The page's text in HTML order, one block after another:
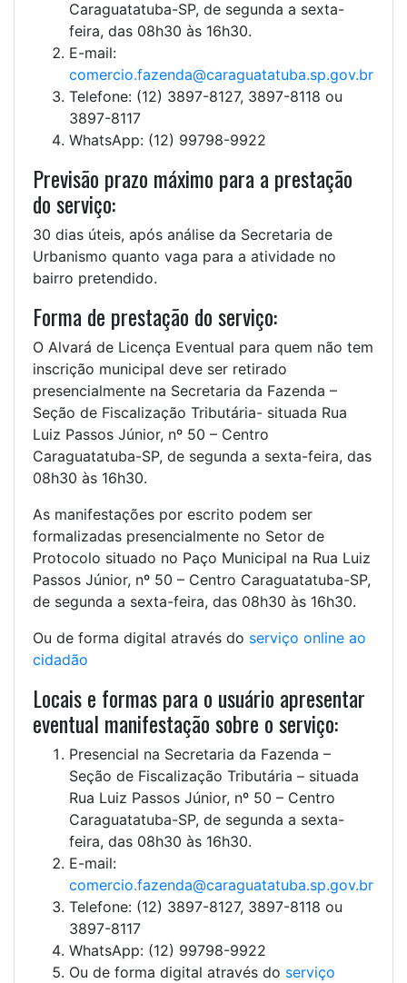
Caraguatatuba-SP, de segunda a sexta-
feira, das 08h30 às 16h30.
E-mail:
comercio.fazenda@caraguatatuba.sp.gov.br
Telefone: (12) 3897-8127, 3897-8118 ou
3897-8117
WhatsApp: (12) 99798-9922
Previsão prazo máximo para a prestação
do serviço:
30 dias úteis, após análise da Secretaria de
Urbanismo quanto vaga para a atividade no
bairro pretendido.
Forma de prestação do serviço:
O Alvará de Licença Eventual para quem não tem
inscrição municipal deve ser retirado
presencialmente na Secretaria da Fazenda –
Seção de Fiscalização Tributária- situada Rua
Luiz Passos Júnior, nº 50 – Centro
Caraguatatuba-SP, de segunda a sexta-feira, das
08h30 às 16h30.
As manifestações por escrito podem ser
formalizadas presencialmente no Setor de
Protocolo situado no Paço Municipal na Rua Luiz
Passos Júnior, nº 50 – Centro Caraguatatuba-SP,
de segunda a sexta-feira, das 08h30 às 16h30.
Ou de forma digital através do serviço online ao
cidadão
Locais e formas para o usuário apresentar
eventual manifestação sobre o serviço:
Presencial na Secretaria da Fazenda –
Seção de Fiscalização Tributária – situada
Rua Luiz Passos Júnior, nº 50 – Centro
Caraguatatuba-SP, de segunda a sexta-
feira, das 08h30 às 16h30.
E-mail:
comercio.fazenda@caraguatatuba.sp.gov.br
Telefone: (12) 3897-8127, 3897-8118 ou
3897-8117
WhatsApp: (12) 99798-9922
Ou de forma digital através do serviço